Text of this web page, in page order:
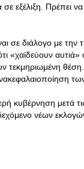
σε εξέλιξη. Πρέπει
σε διάλογο με την
«χαϊδεύουν
τεκμηριωμένη
κυβέρνηση μετά
νέων